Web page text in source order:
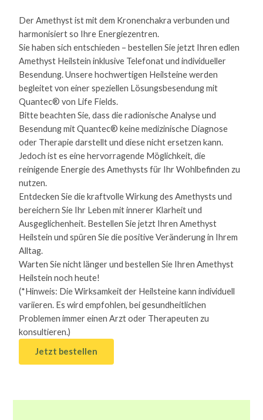
Der Amethyst ist mit dem Kronenchakra verbunden und
harmonisiert so Ihre Energiezentren.
Sie haben sich entschieden – bestellen Sie jetzt Ihren edlen
Amethyst Heilstein inklusive Telefonat und individueller
Besendung. Unsere hochwertigen Heilsteine werden
begleitet von einer speziellen Lösungsbesendung mit
Quantec® von Life Fields.
Bitte beachten Sie, dass die radionische Analyse und
Besendung mit Quantec® keine medizinische Diagnose
oder Therapie darstellt und diese nicht ersetzen kann.
Jedoch ist es eine hervorragende Möglichkeit, die
reinigende Energie des Amethysts für Ihr Wohlbefinden zu
nutzen.
Entdecken Sie die kraftvolle Wirkung des Amethysts und
bereichern Sie Ihr Leben mit innerer Klarheit und
Ausgeglichenheit. Bestellen Sie jetzt Ihren Amethyst
Heilstein und spüren Sie die positive Veränderung in Ihrem
Alltag.
Warten Sie nicht länger und bestellen Sie Ihren Amethyst
Heilstein noch heute!
(*Hinweis: Die Wirksamkeit der Heilsteine kann individuell
variieren. Es wird empfohlen, bei gesundheitlichen
Problemen immer einen Arzt oder Therapeuten zu
konsultieren.)
Jetzt bestellen